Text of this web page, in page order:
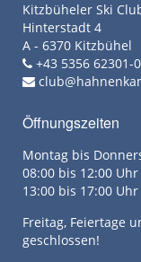
Kitzbüheler Ski
Hinterstadt 4
A - 6370 Kitzbühel
+43 5356 62301-0
Öffnungszeiten
Montag bis
08:00 bis 12:00 Uhr
13:00 bis 17:00 Uhr
Freitag, Feiertage
geschlossen!